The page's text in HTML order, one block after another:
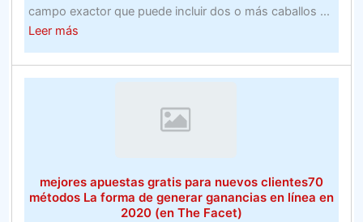
carreras
campo exactor que puede incluir dos o más caballos ...
Leer másabout
Explicar
las
mejores apuestas gratis para nuevos clientes70
métodos La forma de generar ganancias en línea en
2020 (en The Facet)